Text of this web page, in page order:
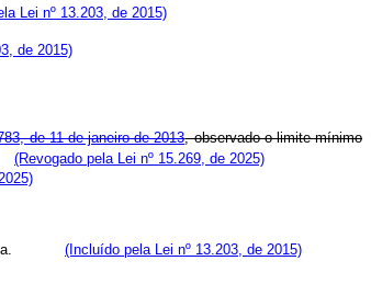
Lei nº 13.203, de 2015)
de 2015)
de 11 de janeiro de 2013, observado o limite mínimo
(Revogado pela Lei nº 15.269, de 2025)
(Incluído pela Lei nº 13.203, de 2015)